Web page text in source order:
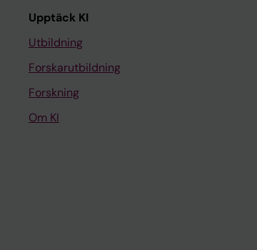
Upptäck KI
Utbildning
Forskarutbildning
Forskning
Om KI